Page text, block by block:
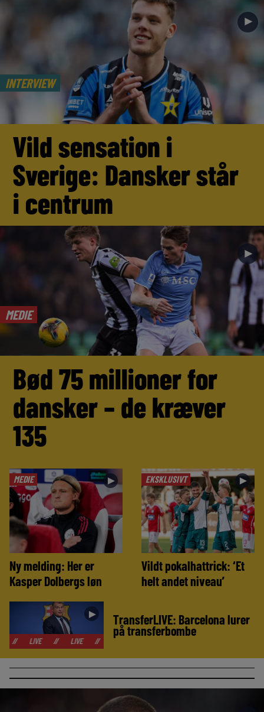
INTERVIEW
►
Vild sensation i
Sverige: Dansker står
i centrum
MEDIE
►
Bød 75 millioner for
dansker – de kræver
135
MEDIE ►
Ny melding: Her er
Kasper Dolbergs løn
EKSKLUSIVT ►
Vildt pokalhattrick: ‘Et
helt andet niveau’
►
// LIVE // LIVE // LIVE
TransferLIVE: Barcelona lurer
på transferbombe